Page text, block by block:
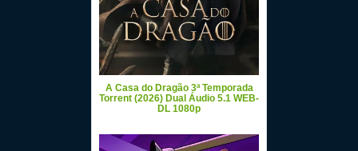
A Casa do Dragão 3ª Temporada
Torrent (2026) Dual Áudio 5.1 WEB-
DL 1080p